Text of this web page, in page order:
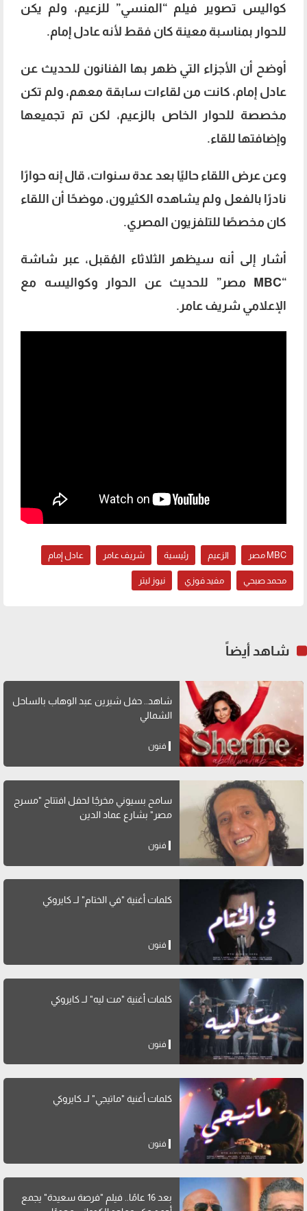
كواليس تصوير فيلم “المنسي” للزعيم، ولم يكن
للحوار بمناسبة معينة كان فقط لأنه عادل إمام.
أوضح أن الأجزاء التي ظهر بها الفنانون للحديث عن
عادل إمام، كانت من لقاءات سابقة معهم، ولم تكن
مخصصة للحوار الخاص بالزعيم، لكن تم تجميعها
وإضافتها للقاء.
وعن عرض اللقاء حاليًا بعد عدة سنوات، قال إنه حوارًا
نادرًا بالفعل ولم يشاهده الكثيرون، موضحًا أن اللقاء
كان مخصصًا للتلفزيون المصري.
أشار إلى أنه سيظهر الثلاثاء المُقبل، عبر شاشة
“MBC مصر” للحديث عن الحوار وكواليسه مع
الإعلامي شريف عامر.
MBC مصر الزعيم رئيسية شريف عامر عادل إمام
محمد صبحي مفيد فوزي نيوز ليتر
شاهد أيضاً
شاهد.. حفل شيرين عبد الوهاب بالساحل
الشمالي
فنون
سامح بسيوني مخرجًا لحفل افتتاح "مسرح
مصر" بشارع عماد الدين
فنون
كلمات أغنية "في الختام" لــ كايروكي
فنون
كلمات أغنية "مت ليه" لــ كايروكي
فنون
كلمات أغنية "ماتيجي" لــ كايروكي
فنون
بعد 16 عامًا.. فيلم "فرصة سعيدة" يجمع